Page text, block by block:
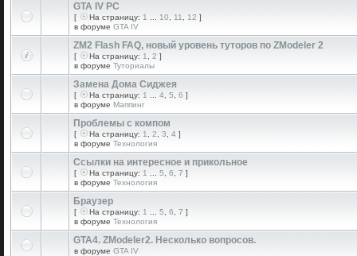
GTA IV PC
[ На страницу: 1 10 11 12 ]
в форуме GTA IV
ZM2 Flash FAQ, новый уровень туторов по ZModeler 2
[ На страницу: 1 2 ]
в форуме Туториалы
Замена Дома Сиджея
[ На страницу: 1 4 5 6 ]
в форуме Маппинг
Проблемы с компом
[ На страницу: 1 2 3 4 ]
в форуме Технология
Ссылки на интересное и прикольное
[ На страницу: 1 5 6 7 ]
в форуме Технология
Браузер
[ На страницу: 1 5 6 7 ]
в форуме Технология
GTA4. ZModeler2. Несколько вопросов.
в форуме GTA IV